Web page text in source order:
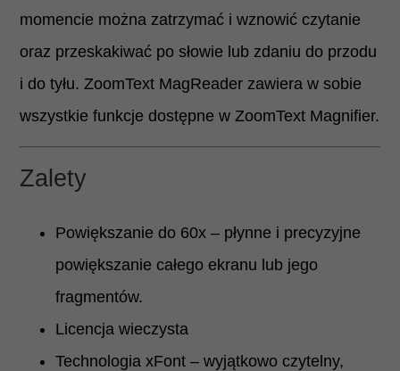
momencie można zatrzymać i wznowić czytanie
oraz przeskakiwać po słowie lub zdaniu do przodu
i do tyłu. ZoomText MagReader zawiera w sobie
wszystkie funkcje dostępne w ZoomText Magnifier.
Zalety
Powiększanie do 60x – płynne i precyzyjne
powiększanie całego ekranu lub jego
fragmentów.
Licencja wieczysta
Technologia xFont – wyjątkowo czytelny,